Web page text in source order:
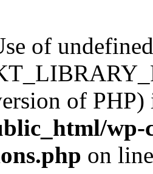
of
of
wp-
on